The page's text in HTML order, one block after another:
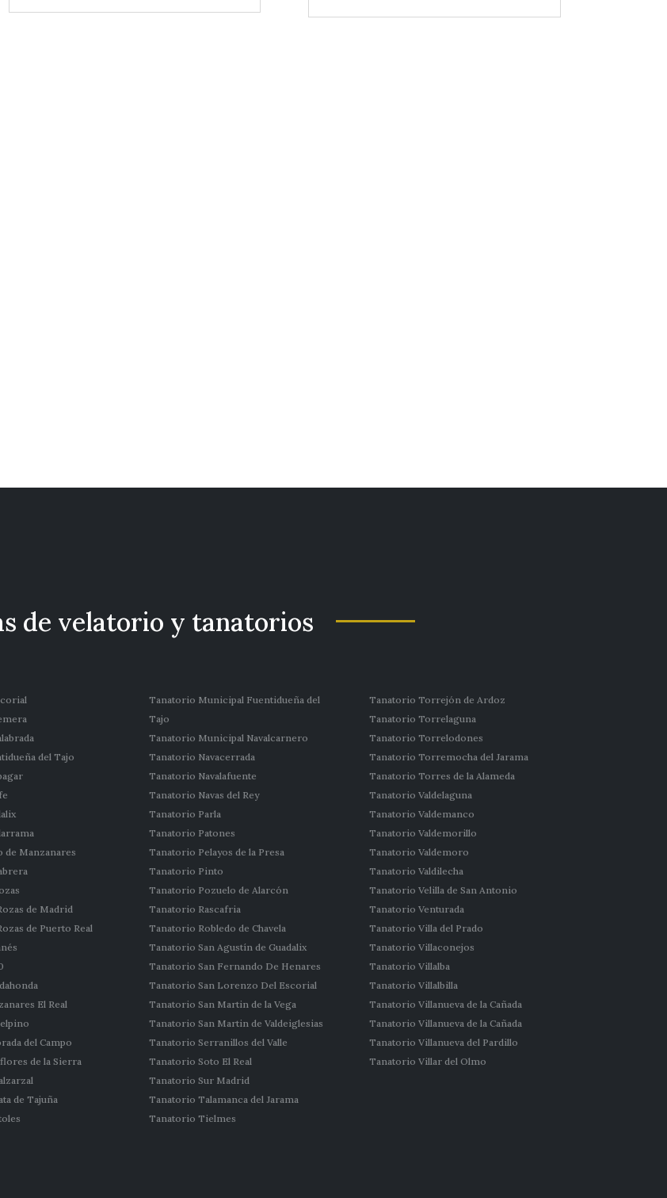
de velatorio y tanatorios
del Tajo
Manzanares
de Madrid
de Puerto Real
El Real
del Campo
de la Sierra
de Tajuña
Tanatorio Municipal Fuentidueña del
Tajo
Tanatorio Municipal Navalcarnero
Tanatorio Navacerrada
Tanatorio Navalafuente
Tanatorio Navas del Rey
Tanatorio Parla
Tanatorio Patones
Tanatorio Pelayos de la Presa
Tanatorio Pinto
Tanatorio Pozuelo de Alarcón
Tanatorio Rascafria
Tanatorio Robledo de Chavela
Tanatorio San Agustín de Guadalix
Tanatorio San Fernando De Henares
Tanatorio San Lorenzo Del Escorial
Tanatorio San Martin de la Vega
Tanatorio San Martin de Valdeiglesias
Tanatorio Serranillos del Valle
Tanatorio Soto El Real
Tanatorio Sur Madrid
Tanatorio Talamanca del Jarama
Tanatorio Tielmes
Tanatorio Torrejón de Ardoz
Tanatorio Torrelaguna
Tanatorio Torrelodones
Tanatorio Torremocha del Jarama
Tanatorio Torres de la Alameda
Tanatorio Valdelaguna
Tanatorio Valdemanco
Tanatorio Valdemorillo
Tanatorio Valdemoro
Tanatorio Valdilecha
Tanatorio Velilla de San Antonio
Tanatorio Venturada
Tanatorio Villa del Prado
Tanatorio Villaconejos
Tanatorio Villalba
Tanatorio Villalbilla
Tanatorio Villanueva de la Cañada
Tanatorio Villanueva de la Cañada
Tanatorio Villanueva del Pardillo
Tanatorio Villar del Olmo